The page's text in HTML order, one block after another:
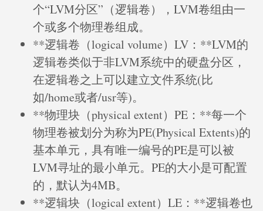
个“LVM分区”（逻辑卷），LVM卷组由一
个或多个物理卷组成。
**逻辑卷（logical volume）LV：**LVM的
逻辑卷类似于非LVM系统中的硬盘分区，
在逻辑卷之上可以建立文件系统(比
如/home或者/usr等)。
**物理块（physical extent）PE：**每一个
物理卷被划分为称为PE(Physical Extents)的
基本单元，具有唯一编号的PE是可以被
LVM寻址的最小单元。PE的大小是可配置
的，默认为4MB。
**逻辑块（logical extent）LE：**逻辑卷也